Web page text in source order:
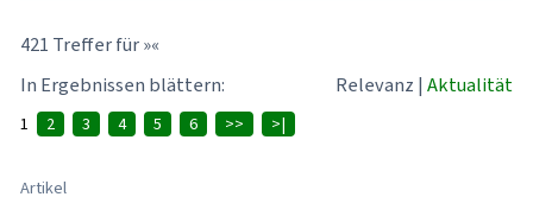
421 Treffer für »«
In Ergebnissen blättern:
Relevanz | Aktualität
1 2 3 4 5 6 >> >|
Artikel